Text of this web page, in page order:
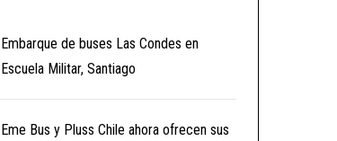
Embarque de buses Las Condes en
Escuela Militar, Santiago
Eme Bus y Pluss Chile ahora ofrecen sus